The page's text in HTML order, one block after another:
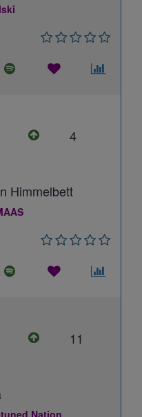
4
Himmelbett
11
Nation